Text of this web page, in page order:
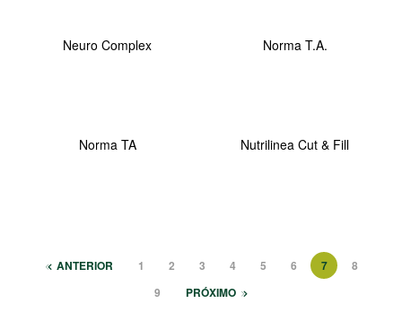
Neuro Complex Norma T.A.
Norma TA Nutrilinea Cut & Fill
ANTERIOR 1 2 3 4 5 6 7
8
9
PRÓXIMO